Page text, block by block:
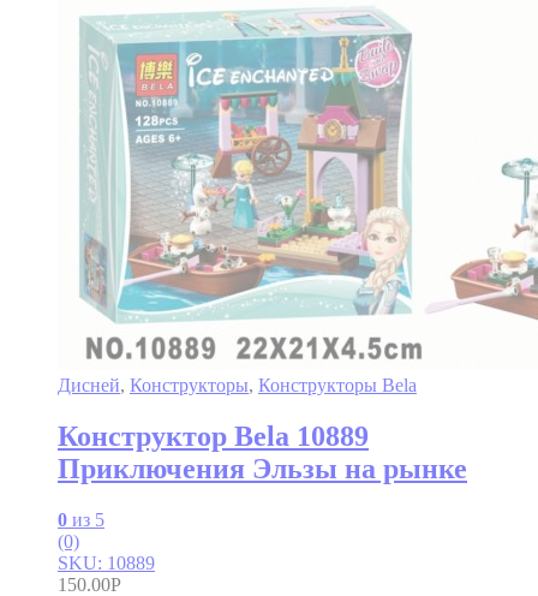
Дисней, Конструкторы, Конструкторы Bela
Конструктор Bela 10889
Приключения Эльзы на рынке
0 из 5
(0)
SKU: 10889
150.00Р